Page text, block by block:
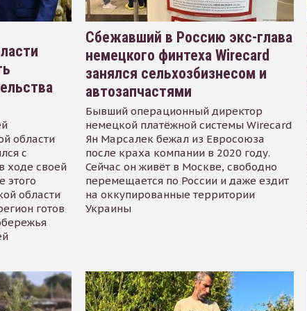
области
с
ходе своей
этого
области
готов
Сбежавший в Россию экс-глава
немецкого финтеха Wirecard
занялся сельхозбизнесом и
автозапчастями
Бывший операционный директор
немецкой платёжной системы Wirecard
Ян Марсалек бежал из Евросоюза
после краха компании в 2020 году.
Сейчас он живёт в Москве, свободно
перемещается по России и даже ездит
на оккупированные территории
Украины